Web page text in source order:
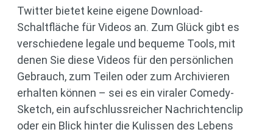
Twitter bietet keine eigene Download-
Schaltfläche für Videos an. Zum Glück gibt es
verschiedene legale und bequeme Tools, mit
denen Sie diese Videos für den persönlichen
Gebrauch, zum Teilen oder zum Archivieren
erhalten können – sei es ein viraler Comedy-
Sketch, ein aufschlussreicher Nachrichtenclip
oder ein Blick hinter die Kulissen des Lebens